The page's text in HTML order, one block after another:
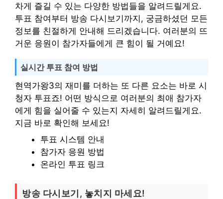
차게 즐길 수 있는 다양한 방법들을 알려드릴게요.
투표 참여부터 방송 다시보기까지, 궁금하셨던 모든
정보를 친절하게 안내해 드리겠습니다. 여러분의 뜨
거운 응원이 참가자들에게 큰 힘이 될 거예요!
실시간 투표 참여 방법
현역가왕3의 재미를 더하는 또 다른 요소는 바로 시
청자 투표죠! 어떤 방식으로 여러분의 최애 참가자
에게 힘을 실어줄 수 있는지 자세히 알려드릴게요.
지금 바로 확인해 보세요!
투표 시스템 안내
참가자 응원 방법
온라인 투표 링크
방송 다시보기, 놓치지 마세요!